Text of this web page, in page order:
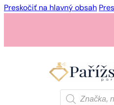
Preskočiť na hlavný obsah
Products
search